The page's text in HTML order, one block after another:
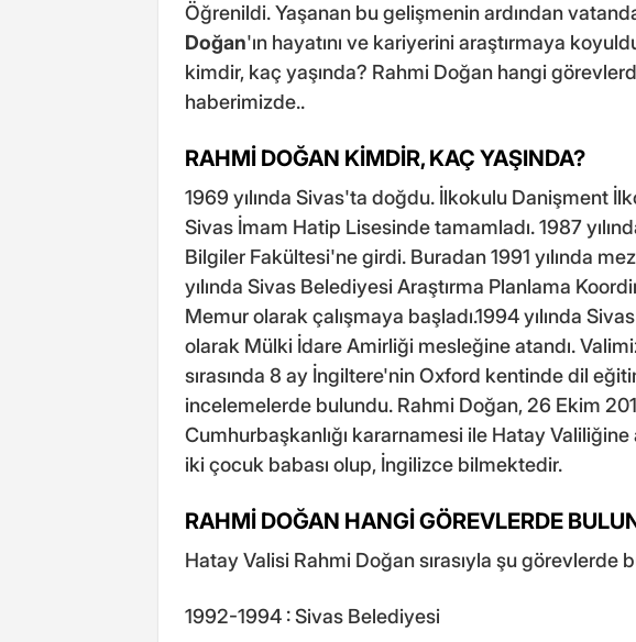
Öğrenildi. Yaşanan bu gelişmenin ardından
Doğan'ın hayatını ve kariyerini araştırmaya
kimdir, kaç yaşında? Rahmi Doğan hangi
haberimizde..
RAHMİ DOĞAN KİMDİR, KAÇ YAŞINDA?
1969 yılında Sivas'ta doğdu. İlkokulu Danişment
Sivas İmam Hatip Lisesinde tamamladı. 1987
Bilgiler Fakültesi'ne girdi. Buradan 1991 yılında
yılında Sivas Belediyesi Araştırma Planlama
Memur olarak çalışmaya başladı.1994 yılında
olarak Mülki İdare Amirliği mesleğine atandı.
sırasında 8 ay İngiltere'nin Oxford kentinde dil
incelemelerde bulundu. Rahmi Doğan, 26 Ekim
Cumhurbaşkanlığı kararnamesi ile Hatay
iki çocuk babası olup, İngilizce bilmektedir.
RAHMİ DOĞAN HANGİ GÖREVLERDE
Hatay Valisi Rahmi Doğan sırasıyla şu görevlerde
1992-1994 : Sivas Belediyesi